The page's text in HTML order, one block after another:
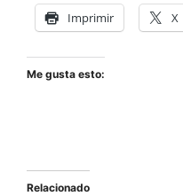
Imprimir X
Me gusta esto:
Relacionado